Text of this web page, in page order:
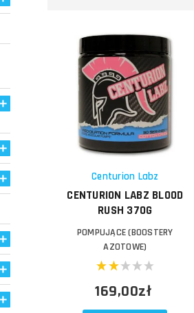
Schowek
Centurion Labz
CENTURION LABZ BLOOD
RUSH 370G
POMPUJĄCE (BOOSTERY
AZOTOWE)
169,00zł
Do
Porównaj